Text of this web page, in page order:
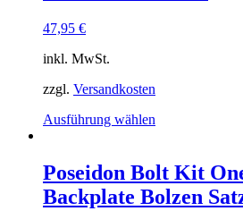
47,95 €
inkl. MwSt.
zzgl. Versandkosten
Ausführung wählen
mehrere
Varianten
auf.
Poseidon Bolt Kit
Backplate Bolzen